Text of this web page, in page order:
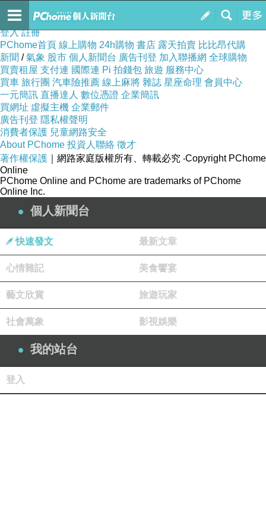
我的
訂閱
寬恕
登入 註冊
PChome首頁 線上購物 24h購物 書店 露天拍賣 比比昂代購
新聞 /氣象 股市 個人新聞台 廣告刊登 加入聯播網 全球購物
買賣租屋 支付連 國際連 Pi 拍錢包 旅遊 服務中心
買車 旅行團 汽車險推薦 線上麻將 雜誌 星座命理 會員中心
一元簡訊 直播達人 數位憑證 企業簡訊
買網址 虛擬主機 企業郵件
廣告刊登 隱私權聲明
消費者保護 兒童網路安全
About PChome 投資人聯絡 徵才
著作權保護 ｜網路家庭版權所有、轉載必究 ‧Copyright PChome
Online
PChome Online and PChome are trademarks of PChome
Online Inc.
個人新聞台
快速發文 最新文章
心情雜記 美食饗宴
藝文欣賞 旅遊玩家
社會萬象 影視娛樂
我的站台
登入